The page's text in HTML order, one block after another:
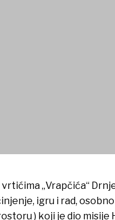
„Vidi i
vrtićima „Vrapčića“
igru i rad,
) koji je dio